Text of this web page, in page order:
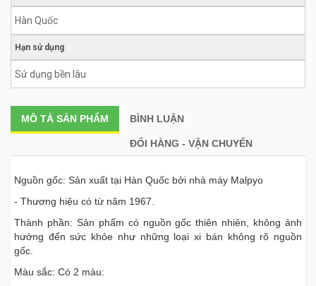
Hàn Quốc
Hạn sử dụng
Sử dụng bền lâu
MÔ TẢ SẢN PHẨM BÌNH LUẬN
ĐỔI HÀNG - VẬN CHUYỂN
Nguồn gốc: Sản xuất tại Hàn Quốc bởi nhà máy Malpyo
- Thương hiệu có từ năm 1967.
Thành phần: Sản phẩm có nguồn gốc thiên nhiên, không ảnh
hưởng đến sức khỏe như những loại xi bán không rõ nguồn
gốc.
Màu sắc: Có 2 màu: